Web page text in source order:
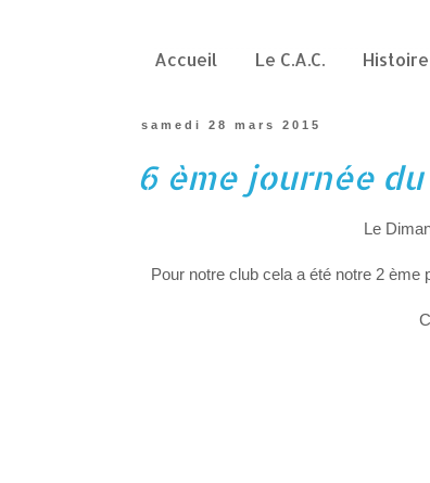
Accueil Le C.A.C. Histoire
samedi 28 mars 2015
6 ème journée
Le
Pour notre club cela a été notre 2